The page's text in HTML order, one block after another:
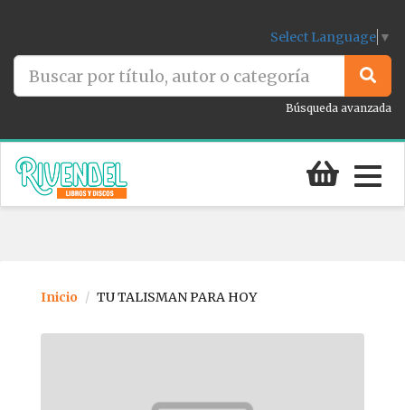
Select Language ▼
Búsqueda avanzada
Inicio TU TALISMAN PARA HOY